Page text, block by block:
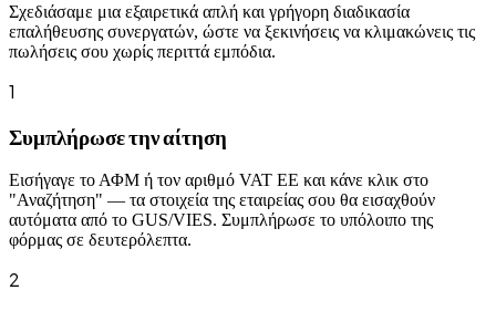
Σχεδιάσαμε μια εξαιρετικά απλή και γρήγορη διαδικασία
επαλήθευσης συνεργατών, ώστε να ξεκινήσεις να κλιμακώνεις τις
πωλήσεις σου χωρίς περιττά εμπόδια.
1
Συμπλήρωσε την αίτηση
Εισήγαγε το ΑΦΜ ή τον αριθμό VAT ΕΕ και κάνε κλικ στο
"Αναζήτηση" — τα στοιχεία της εταιρείας σου θα εισαχθούν
αυτόματα από το GUS/VIES. Συμπλήρωσε το υπόλοιπο της
φόρμας σε δευτερόλεπτα.
2